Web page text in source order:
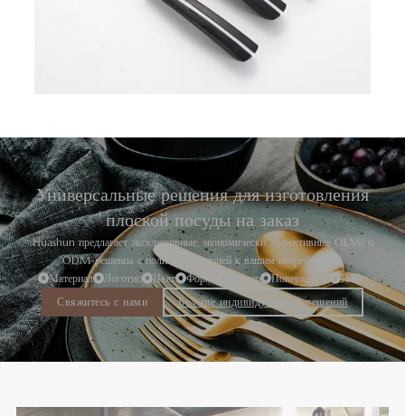
Универсальные решения для изготовления
плоской посуды на заказ
Huashun предлагает эксклюзивные, экономически эффективные OEM- и
ODM-решения с полной адаптацией к вашим потребностям.
Материал
Логотип Цвет Форма Размер Поверхность
Пакет
Свяжитесь с нами
Больше индивидуальных решений